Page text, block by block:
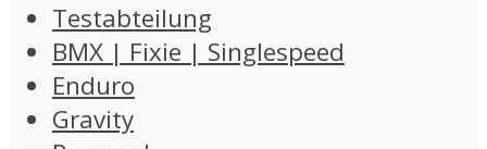
Testabteilung
BMX | Fixie | Singlespeed
Enduro
Gravity